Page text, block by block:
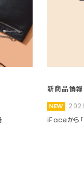
新商品情報
NEW
iFaceから